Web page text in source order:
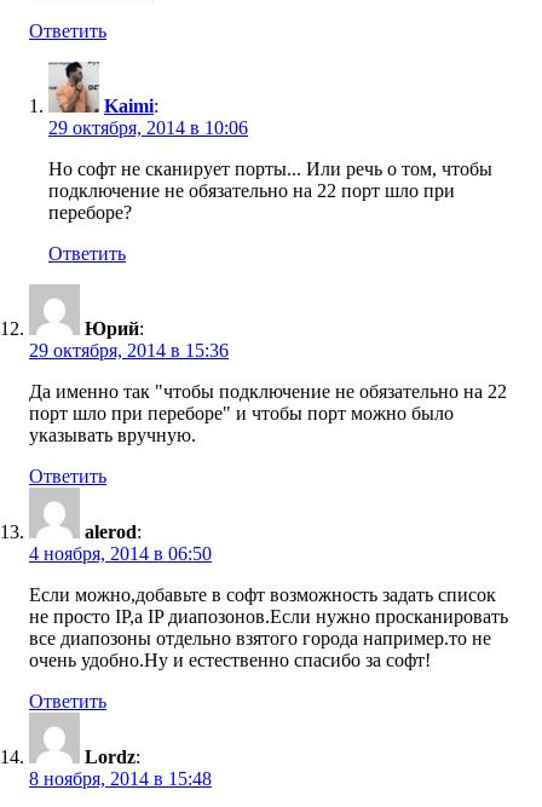
Ответить
Kaimi:
29 октября, 2014 в 10:06
Но софт не сканирует порты... Или речь о том, чтобы
подключение не обязательно на 22 порт шло при
переборе?
Ответить
Юрий:
29 октября, 2014 в 15:36
Да именно так "чтобы подключение не обязательно на 22
порт шло при переборе" и чтобы порт можно было
указывать вручную.
Ответить
alerod:
4 ноября, 2014 в 06:50
Если можно,добавьте в софт возможность задать список
не просто IP,а IP диапозонов.Если нужно просканировать
все диапозоны отдельно взятого города например.то не
очень удобно.Ну и естественно спасибо за софт!
Ответить
Lordz:
8 ноября, 2014 в 15:48